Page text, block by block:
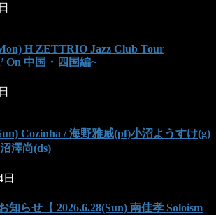
H ZETTRIO Jazz Club Tour
On 中国・四国編~
Cozinha / 海野雅威(pf)小沼ようすけ(g)
澤尚(ds)
知らせ【 2026.6.28(Sun) 南佳孝 Soloism